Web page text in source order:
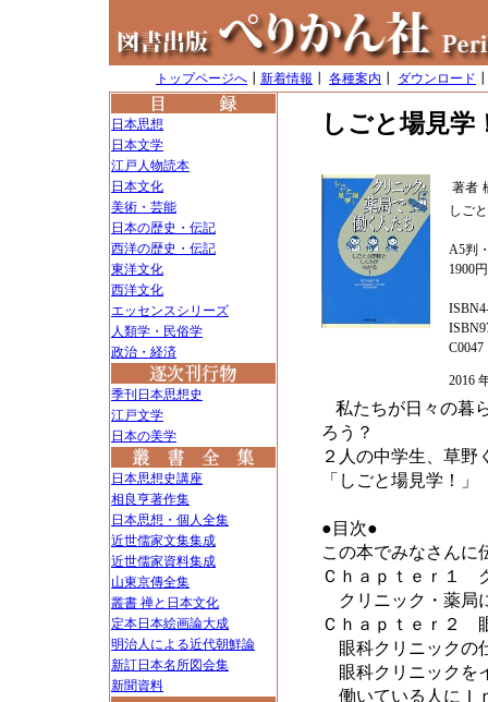
トップページへ 新着情報 各種案内 ダウンロード
日本思想
日本文学
江戸人物読本
日本文化
美術・芸能
日本の歴史・伝記
西洋の歴史・伝記
東洋文化
西洋文化
エッセンスシリーズ
人類学・民俗学
政治・経済
季刊日本思想史
江戸文学
日本の美学
日本思想史講座
相良亨著作集
日本思想・個人全集
近世儒家文集集成
近世儒家資料集成
山東京傳全集
叢書 禅と日本文化
定本日本絵画論大成
明治人による近代朝鮮論
新訂日本名所図会集
新聞資料
しごと場見
著者
しご
A5判
1900
C0047
2016
私たちが日々の暮
ろう？
２人の中学生、草
「しごと場見学！」
●目次●
この本でみなさんに
Ｃｈａｐｔｅｒ１
クリニック・薬局
Ｃｈａｐｔｅｒ２
眼科クリニックの
眼科クリニックを
働いている人にＩ